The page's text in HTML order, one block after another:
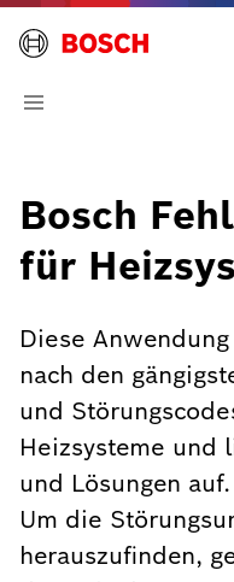
Bosch
für
Diese
nach den
und
Heizsysteme und
und Lösungen auf.
Um die
herauszufinden,